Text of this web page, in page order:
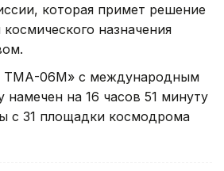
которая примет решение
назначения
ТМА-06М» с международным
намечен на 16 часов 51 минуту
с 31 площадки космодрома